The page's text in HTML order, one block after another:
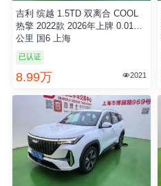
吉利 缤越 1.5TD 双离合 COOL
热擎 2022款 2026年上牌 0.01万
公里 国6 上海
已认证
8.99万 2021